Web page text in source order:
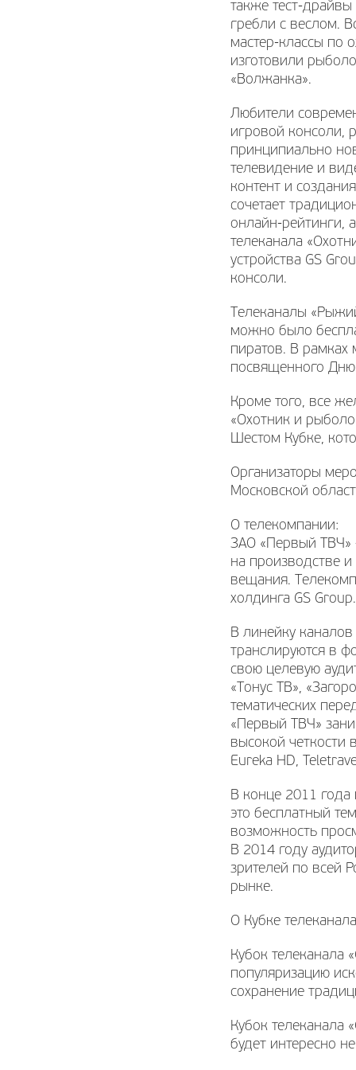
также тест-
гребли с веслом.
мастер-классы по
изготовили
«Волжанка».
Любители
игровой консоли,
принципиально
телевидение и
контент и
сочетает
онлайн-рейтинги,
телеканала
устройства GS
консоли.
Телеканалы
можно было
пиратов. В рамках
посвященного
Кроме того, все
«Охотник и
Шестом Кубке,
Организаторы
Московской
О телекомпании:
ЗАО «Первый ТВЧ»
на производстве
вещания.
холдинга GS Group.
В линейку каналов
транслируются в
свою целевую
«Тонус ТВ»,
тематических
«Первый ТВЧ»
высокой четкости
Eureka HD,
В конце 2011 года
это бесплатный
возможность
В 2014 году
зрителей по всей
рынке.
О Кубке
Кубок телеканала
популяризацию
сохранение
Кубок телеканала
будет интересно